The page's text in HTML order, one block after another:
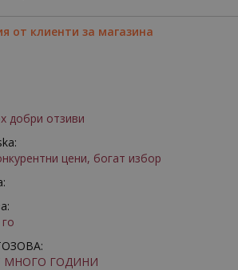
от клиенти за магазина
добри отзиви
цени, богат избор
МНОГО ГОДИНИ